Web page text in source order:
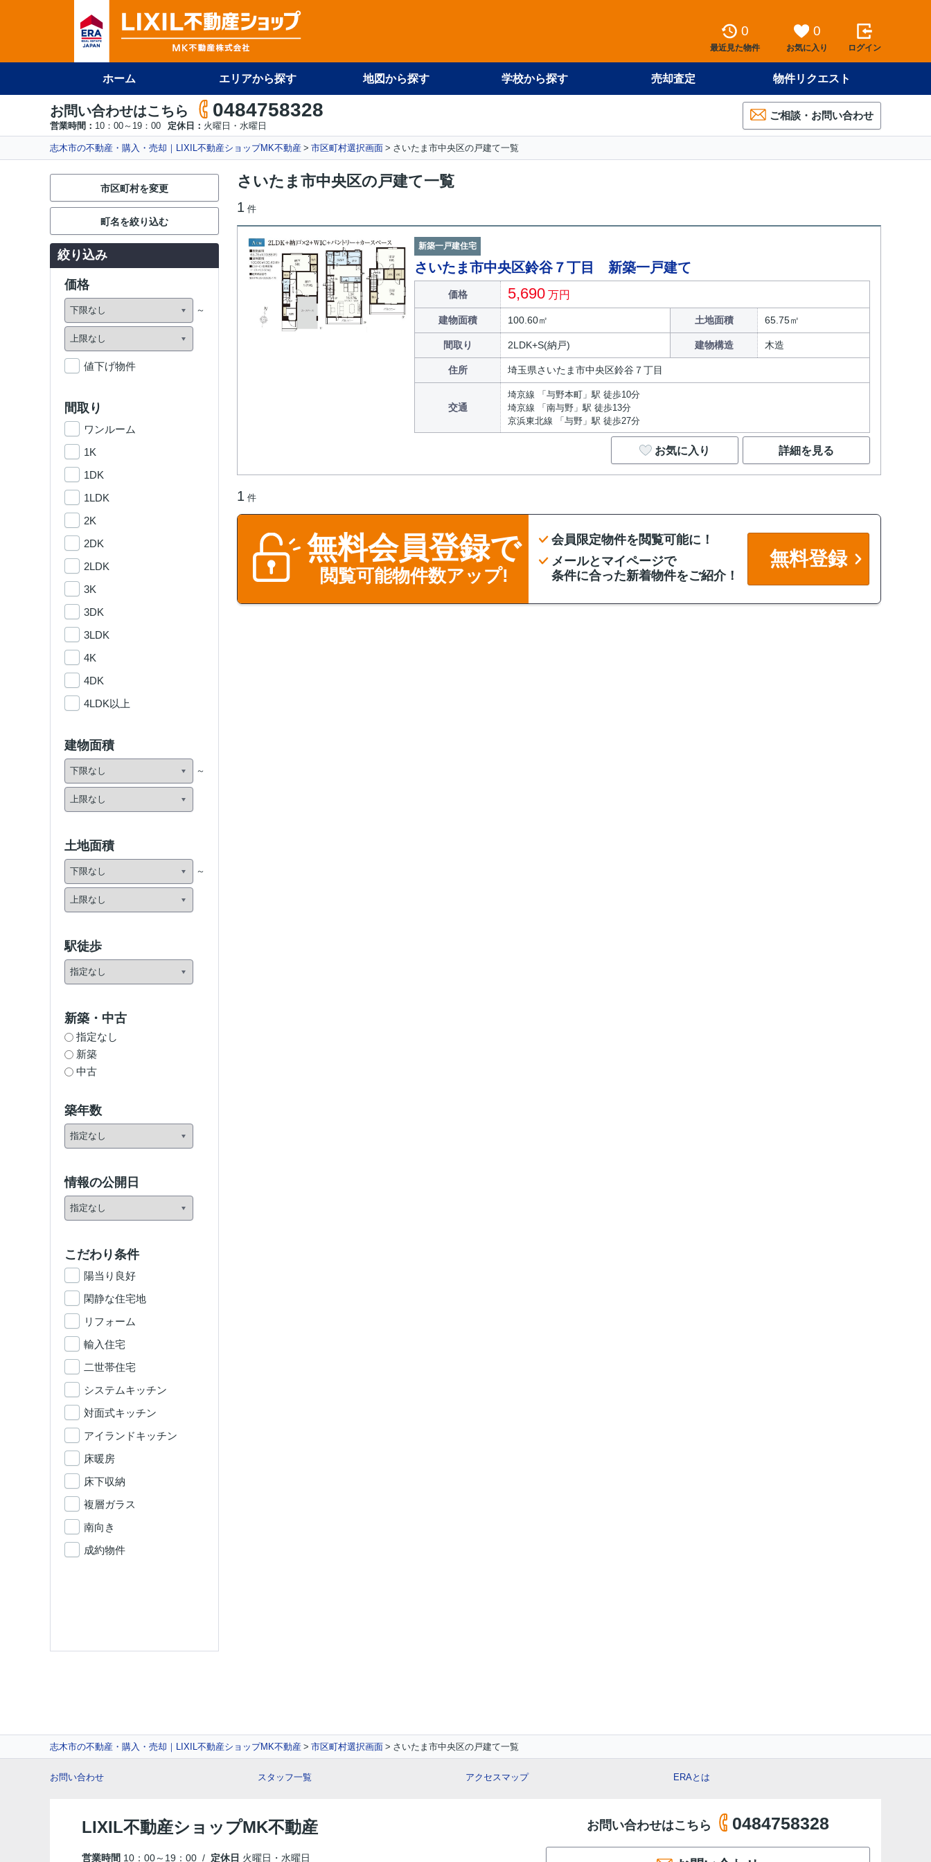
0
最近見た物件
0
お気に入り ログイン
ホーム エリアから探す 地図から探す 学校から探す 売却査定 物件リクエスト
お問い合わせはこちら 0484758328
営業時間： 10：00～19：00 定休日： 火曜日・水曜日
ご相談・お問い合わせ
志木市の不動産・購入・売却｜LIXIL不動産ショップMK不動産 市区町村選択画面 さいたま市中央区の戸建て一覧
さいたま市中央区の戸建て一覧
1 件
新築一戸建住宅
さいたま市中央区鈴谷７丁目 新築一戸建て
価格 5,690 万円
建物面積 100.60㎡ 土地面積 65.75㎡
間取り 2LDK+S(納戸) 建物構造 木造
住所 埼玉県さいたま市中央区鈴谷７丁目
交通
埼京線 「与野本町」駅 徒歩10分
埼京線 「南与野」駅 徒歩13分
京浜東北線 「与野」駅 徒歩27分
お気に入り 詳細を見る
1 件
無料会員登録で
閲覧可能物件数アップ!
会員限定物件を閲覧可能に！
メールとマイページで
条件に合った新着物件をご紹介！
無料登録
市区町村を変更
町名を絞り込む
絞り込み
価格
値下げ物件
間取り
ワンルーム
1K
1DK
1LDK
2K
2DK
2LDK
3K
3DK
3LDK
4K
4DK
4LDK以上
建物面積
土地面積
駅徒歩
新築・中古
指定なし
新築
中古
築年数
情報の公開日
こだわり条件
陽当り良好
閑静な住宅地
リフォーム
輸入住宅
二世帯住宅
システムキッチン
対面式キッチン
アイランドキッチン
床暖房
床下収納
複層ガラス
南向き
成約物件
志木市の不動産・購入・売却｜LIXIL不動産ショップMK不動産 市区町村選択画面 さいたま市中央区の戸建て一覧
お問い合わせ スタッフ一覧 アクセスマップ ERAとは
LIXIL不動産ショップMK不動産
営業時間 10：00～19：00 / 定休日 火曜日・水曜日
お問い合わせはこちら 0484758328